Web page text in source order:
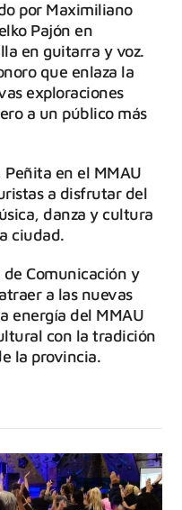
por Maximiliano
Pajón en
en guitarra y voz.
que enlaza la
exploraciones
a un público más
en el MMAU
a disfrutar del
danza y cultura
ciudad.
Comunicación y
a las nuevas
energía del MMAU
con la tradición
la provincia.